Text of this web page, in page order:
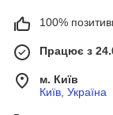
100%
Працює з
м. Київ
Київ, Україна